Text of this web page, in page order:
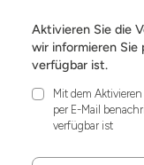
Aktivieren Sie die
wir informieren Sie
verfügbar ist.
Mit dem
per E-Mail
verfügbar ist